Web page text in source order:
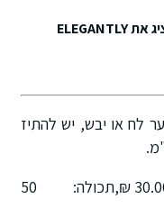
על שולחן המערכת: TRUSSARDI מציג את ELEGANTLY
לח או יבש, יש להתיז
מחיר לצרכן : 30.00 ₪,תכולה: 50